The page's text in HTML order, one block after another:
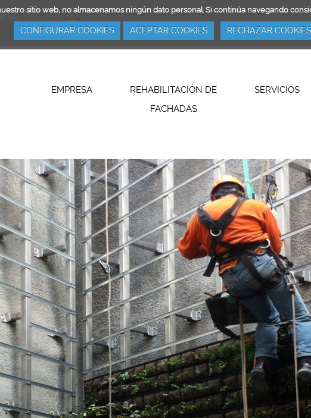
sitio web, no almacenamos ningún dato personal. Si continúa navegando
CONFIGURAR COOKIES ACEPTAR COOKIES RECHAZAR COOKIES
EMPRESA
REHABILITACIÓN DE
FACHADAS
SERVICIOS